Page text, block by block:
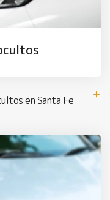
en Santa Fe